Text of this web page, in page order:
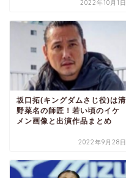
2022年10月1日
坂口拓(キングダムさじ役)は清
野菜名の師匠！若い頃のイケ
メン画像と出演作品まとめ
2022年9月28日